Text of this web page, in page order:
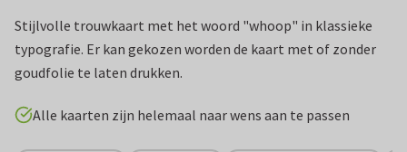
Stijlvolle trouwkaart met het woord "whoop" in klassieke
typografie. Er kan gekozen worden de kaart met of zonder
goudfolie te laten drukken.
Alle kaarten zijn helemaal naar wens aan te passen